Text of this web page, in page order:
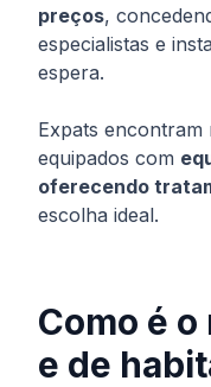
preços,
especialistas e
espera.
Expats encontram
equipados com
oferecendo
escolha ideal.
Como é
e de